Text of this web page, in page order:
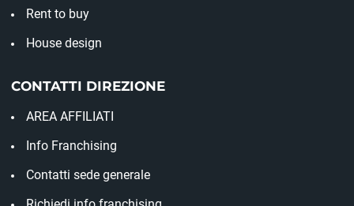
Rent to buy
House design
CONTATTI DIREZIONE
AREA AFFILIATI
Info Franchising
Contatti sede generale